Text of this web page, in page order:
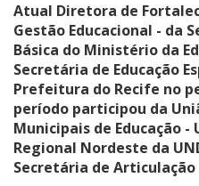
Atual Diretora de
Gestão Educacional - da
Básica do Ministério da
Secretária de Educação
Prefeitura do Recife no
período participou da
Municipais de Educação -
Regional Nordeste da
Secretária de Articulação